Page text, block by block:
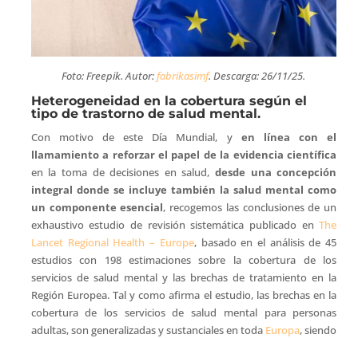
Foto: Freepik. Autor:fabrikasimf. Descarga: 26/11/25.
Heterogeneidad en la cobertura según el
tipo de trastorno de salud mental.
Con motivo de este Día Mundial, y en línea con el
llamamiento a reforzar el papel de la evidencia científica
en la toma de decisiones en salud, desde una concepción
integral donde se incluye también la salud mental como
un componente esencial, recogemos las conclusiones de un
exhaustivo estudio de revisión sistemática publicado enThe
Lancet Regional Health – Europe, basado en el análisis de 45
estudios con 198 estimaciones sobre la cobertura de los
servicios de salud mental y las brechas de tratamiento en la
Región Europea. Tal y como afirma el estudio, las brechas en la
cobertura de los servicios de salud mental para personas
adultas, son generalizadas y sustanciales en toda Europa, siendo